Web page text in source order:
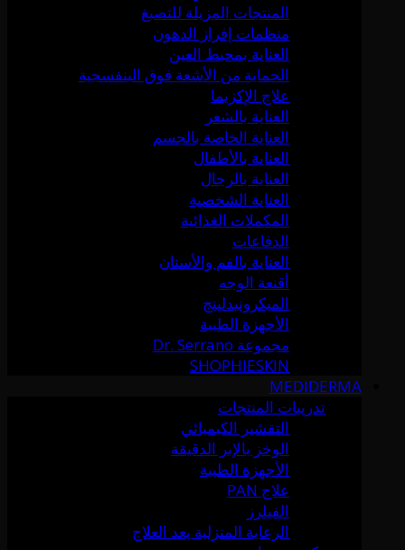
المنتجات المزيلة للتصبغ
منظمات إفراز الدهون
العناية بمحيط العين
الحماية من الأشعة فوق البنفسجية
علاج الإكزيما
العناية بالشعر
العناية الخاصة بالجسم
العناية بالأطفال
العناية بالرجال
العناية الشخصية
المكملات الغذائية
الدفاعات
العناية بالفم والأسنان
أقنعة الوجه
الميكرونيدلينج
الأجهزة الطبية
مجموعة Dr. Serrano
SHOPHIESKIN
MEDIDERMA
تدريبات المنتجات
التقشير الكيميائي
الوخز بالإبر الدقيقة
الأجهزة الطبية
علاج PAN
الفيلرز
الرعاية المنزلية بعد العلاج